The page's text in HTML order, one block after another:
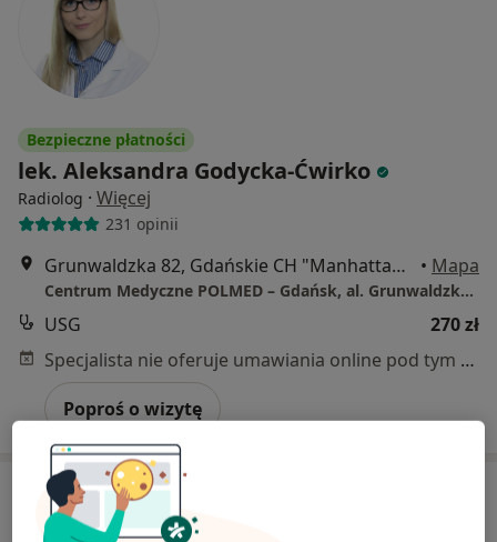
Bezpieczne płatności
lek. Aleksandra Godycka-Ćwirko
Radiolog · Więcej
231 opinii
Grunwaldzka 82, Gdańskie CH "Manhattan", Gdańsk • Mapa
Centrum Medyczne POLMED – Gdańsk, al. Grunwaldzka 82
USG
270 zł
Specjalista nie oferuje umawiania online pod tym adresem.
Poproś o wizytę